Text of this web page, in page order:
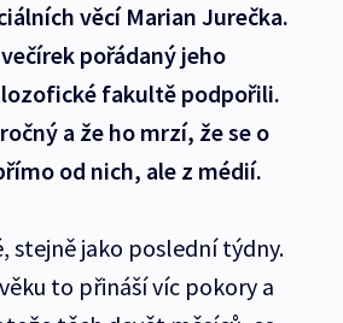
věcí Marian Jurečka.
pořádaný jeho
fakultě podpořili.
a že ho mrzí, že se o
od nich, ale z médií.
stejně jako poslední týdny.
to přináší víc pokory a